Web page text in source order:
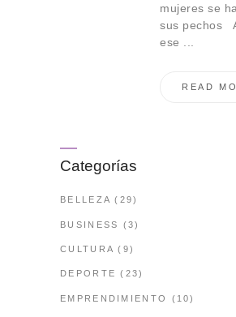
mujeres se
sus pechos
ese ...
READ
Categorías
BELLEZA (29)
BUSINESS (3)
CULTURA (9)
DEPORTE (23)
EMPRENDIMIENTO (10)